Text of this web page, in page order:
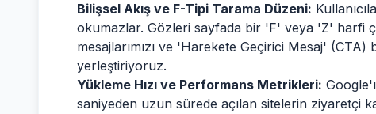
Bilişsel Akış ve F-Tipi Tarama Düzeni:
okumazlar. Gözleri sayfada bir 'F' veya 'Z' harfi
mesajlarımızı ve 'Harekete Geçirici Mesaj' (CTA)
yerleştiriyoruz.
Yükleme Hızı ve Performans Metrikleri:
saniyeden uzun sürede açılan sitelerin ziyaretçi